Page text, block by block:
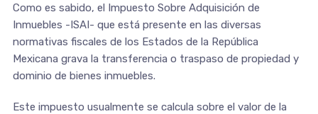
Como es sabido, el Impuesto Sobre Adquisición de
Inmuebles -ISAI- que está presente en las diversas
normativas fiscales de los Estados de la República
Mexicana grava la transferencia o traspaso de propiedad y
dominio de bienes inmuebles.
Este impuesto usualmente se calcula sobre el valor de la